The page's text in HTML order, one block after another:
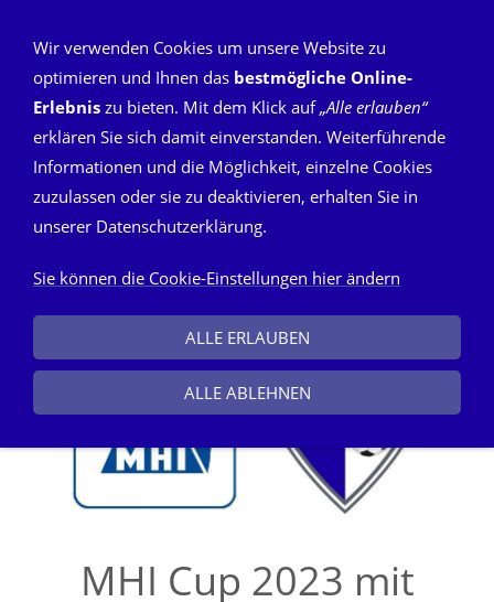
6. MHI Cup
MHI Cup 2023 mit
Wir verwenden Cookies um unsere Website zu
optimieren und Ihnen das bestmögliche Online-
Erlebnis zu bieten. Mit dem Klick auf„Alle erlauben“
erklären Sie sich damit einverstanden. Weiterführende
Informationen und die Möglichkeit, einzelne Cookies
zuzulassen oder sie zu deaktivieren, erhalten Sie in
unserer Datenschutzerklärung.
Sie können die Cookie-Einstellungen hier ändern
ALLE ERLAUBEN
ALLE ABLEHNEN